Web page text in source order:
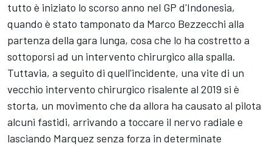
tutto è iniziato lo scorso anno nel GP d'Indonesia,
quando è stato tamponato da Marco Bezzecchi alla
partenza della gara lunga, cosa che lo ha costretto a
sottoporsi ad un intervento chirurgico alla spalla.
Tuttavia, a seguito di quell'incidente, una vite di un
vecchio intervento chirurgico risalente al 2019 si è
storta, un movimento che da allora ha causato al pilota
alcuni fastidi, arrivando a toccare il nervo radiale e
lasciando Marquez senza forza in determinate